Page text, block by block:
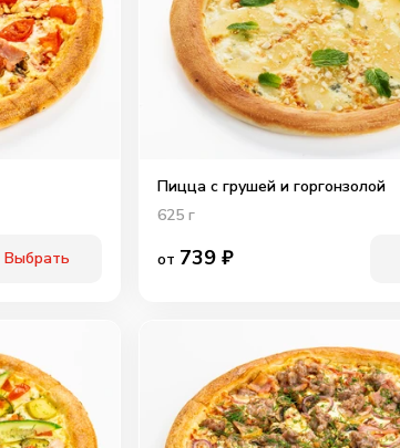
Выбрать
Пицца с грушей и горгонзолой
625 г
от 739₽